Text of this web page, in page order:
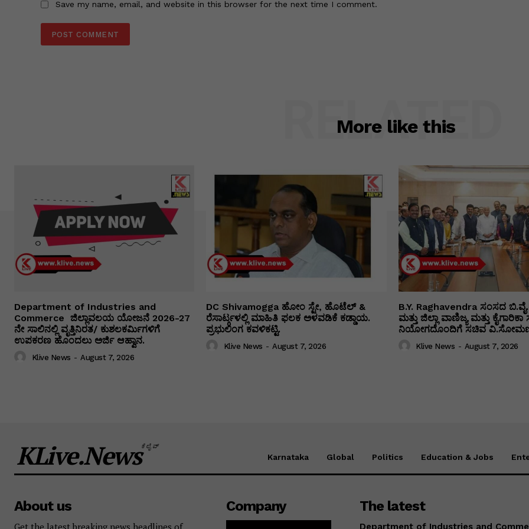
Save my name, email, and website in this browser for the next time I comment.
More like this
RELATED
Department of Industries and
Commerce ಜಿಲ್ಲಾವಲಯ ಯೋಜನೆ 2026-27
ನೇ ಸಾಲಿನಲ್ಲಿ ವೃತ್ತಿನಿರತ/ ಕುಶಲಕರ್ಮಿಗಳಿಗೆ
ಉಪಕರಣ ಹೊಂದಲು ಅರ್ಜಿ ಆಹ್ವಾನ.
Klive News - August 7, 2026
DC Shivamogga ಹೋಂ ಸ್ಟೇ, ಹೊಟೆಲ್ &
ರೆಸಾರ್ಟ್ಗಳಲ್ಲಿ ಮಾಹಿತಿ ಫಲಕ ಅಳವಡಿಕೆ ಕಡ್ಡಾಯ.
ಪ್ರಭುಲಿಂಗ ಕವಳಿಕಟ್ಟಿ.
Klive News - August 7, 2026
B.Y. Raghavendra ಸಂಸದ
ಮತ್ತು ಜಿಲ್ಲಾ ವಾಣಿಜ್ಯ ಮತ್ತು
ನಿಯೋಗದೊಂದಿಗೆ ಸಚಿವ
Klive News - August 7, 2026
KLive.Newsಕೆಲೈವ್
Karnataka Global Politics Education & Jobs
About us
Get the latest breaking news headlines of
Company The latest
Department of Industries and